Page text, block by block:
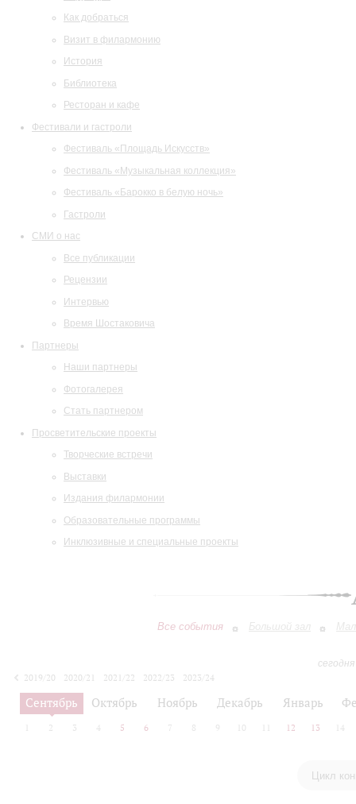
Как добраться
Визит в филармонию
История
Библиотека
Ресторан и кафе
Фестивали и гастроли
Фестиваль «Площадь Искусств»
Фестиваль «Музыкальная коллекция»
Фестиваль «Барокко в белую ночь»
Гастроли
СМИ о нас
Все публикации
Рецензии
Интервью
Время Шостаковича
Партнеры
Наши партнеры
Фотогалерея
Стать партнером
Просветительские проекты
Творческие встречи
Выставки
Издания филармонии
Образовательные программы
Инклюзивные и специальные проекты
Все события Большой зал
2019/20
2020/21 2021/22 2022/23
2023/24
2024/25
2025/26
Сентябрь Октябрь Ноябрь Декабрь Январь
2 3 4 5 6 7 8 9 10 12 13 14
Цикл